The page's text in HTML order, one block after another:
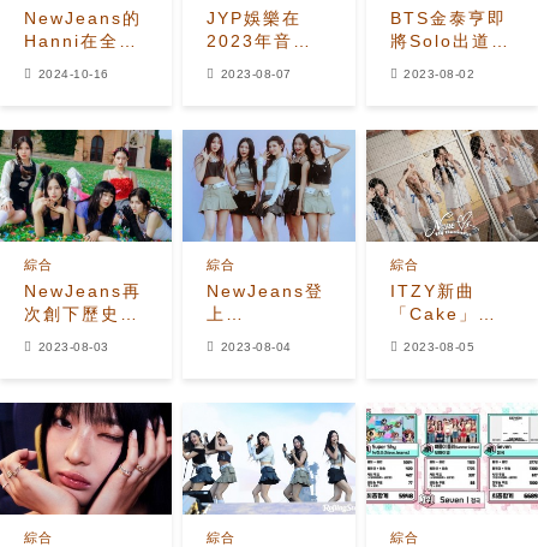
NewJeans的
Hanni在全國
2024-10-16
JYP娛樂在
2023年音源
ITZY的新曲都
未進入前50名
2023-08-07
BTS金泰亨即
將Solo出道！
2023-08-02
NewJeans再
次創下歷史！
Billboard
"Hot 100"
綜合
2023-08-03
NewJeans登
上
「Super
Shy」，引發
觀眾大合唱
綜合
2023-08-04
ITZY新曲
「Cake」在
Melon前100
名，之後跌出
圈外
綜合
2023-08-05
綜合 綜合 綜合